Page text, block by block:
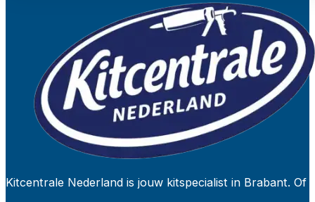
Kitcentrale Nederland is jouw kitspecialist in Brabant.